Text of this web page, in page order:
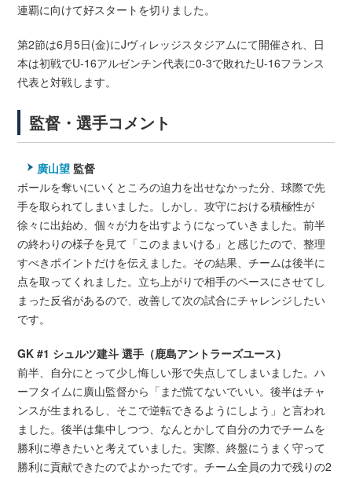
連覇に向けて好スタートを切りました。
第2節は6月5日(金)にJヴィレッジスタジアムにて開催され、日
本は初戦でU-16アルゼンチン代表に0-3で敗れたU-16フランス
代表と対戦します。
監督・選手コメント
廣山望 監督
ボールを奪いにいくところの迫力を出せなかった分、球際で先
手を取られてしまいました。しかし、攻守における積極性が
徐々に出始め、個々が力を出すようになっていきました。前半
の終わりの様子を見て「このままいける」と感じたので、整理
すべきポイントだけを伝えました。その結果、チームは後半に
点を取ってくれました。立ち上がりで相手のペースにさせてし
まった反省があるので、改善して次の試合にチャレンジしたい
です。
GK #1 シュルツ建斗 選手（鹿島アントラーズユース）
前半、自分にとって少し悔しい形で失点してしまいました。ハ
ーフタイムに廣山監督から「まだ慌てないでいい。後半はチャ
ンスが生まれるし、そこで逆転できるようにしよう」と言われ
ました。後半は集中しつつ、なんとかして自分の力でチームを
勝利に導きたいと考えていました。実際、終盤にうまく守って
勝利に貢献できたのでよかったです。チーム全員の力で残りの2